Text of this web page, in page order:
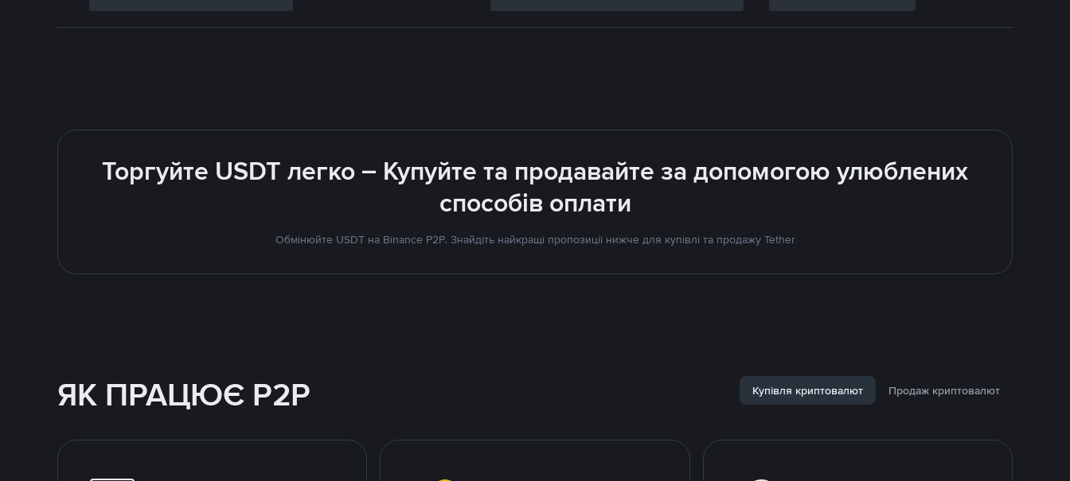
Торгуйте USDT легко – Купуйте та продавайте за допомогою улюблених
способів оплати
Обмінюйте USDT на Binance P2P. Знайдіть найкращі пропозиції нижче для купівлі та продажу Tether
ЯК ПРАЦЮЄ P2P Купівля криптовалют Продаж криптовалют